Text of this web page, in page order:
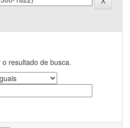
resultado de busca.